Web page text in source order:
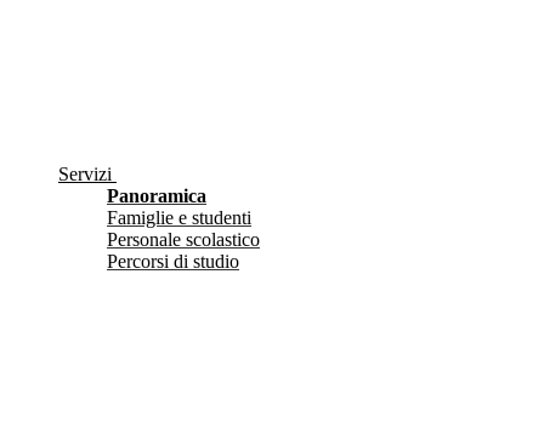
Servizi
Panoramica
Famiglie e studenti
Personale scolastico
Percorsi di studio